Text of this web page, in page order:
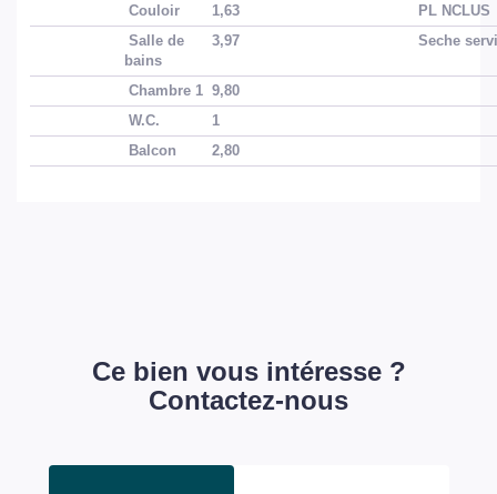
Couloir
1,63
PL NCLUS
Salle de
bains
3,97 Seche
Chambre 1 9,80
W.C.
1
Balcon
2,80
Ce bien vous intéresse ?
Contactez-nous